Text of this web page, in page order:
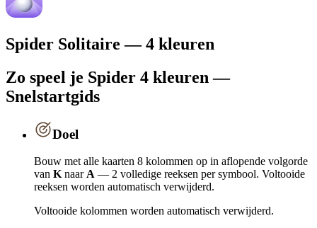
Spider Solitaire — 4 kleuren
Zo speel je Spider 4 kleuren —
Snelstartgids
Doel
Bouw met alle kaarten 8 kolommen op in aflopende volgorde
van KnaarA — 2 volledige reeksen per symbool. Voltooide
reeksen worden automatisch verwijderd.
Voltooide kolommen worden automatisch verwijderd.